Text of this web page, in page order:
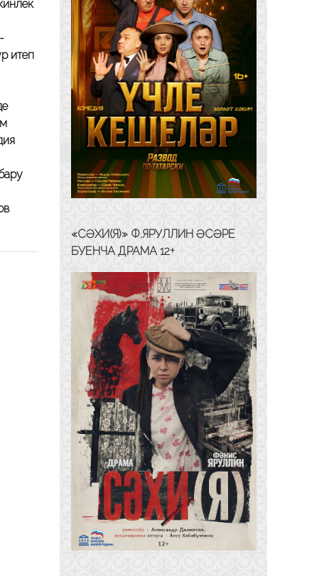
итеп
«СӘХИ(Я)» Ф.ЯРУЛЛИН ӘСӘРЕ
БУЕНЧА ДРАМА 12+